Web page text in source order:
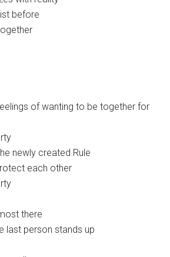
before
of wanting to be together for
newly created Rule
each other
there
last person stands up